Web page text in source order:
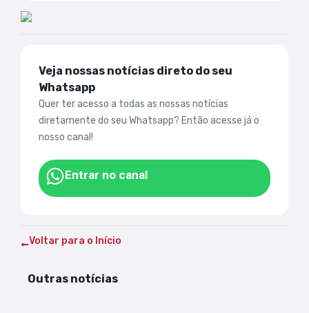
Veja nossas notícias direto do seu
Whatsapp
Quer ter acesso a todas as nossas notícias
diretamente do seu Whatsapp? Então acesse já o
nosso canal!
Entrar no canal
Voltar para o Início
Outras notícias